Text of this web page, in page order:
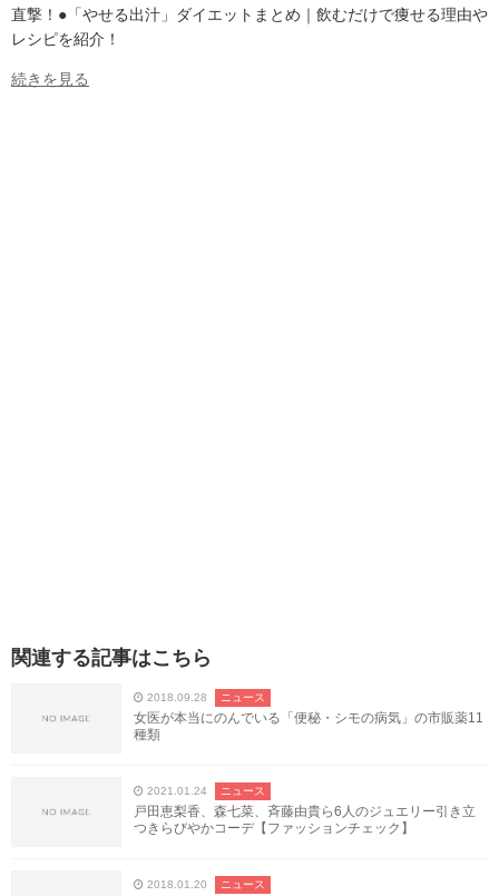
直撃！●「やせる出汁」ダイエットまとめ｜飲むだけで痩せる理由や
レシピを紹介！
続きを見る
関連する記事はこちら
2018.09.28 ニュース
女医が本当にのんでいる「便秘・シモの病気」の市販薬11
種類
2021.01.24 ニュース
戸田恵梨香、森七菜、斉藤由貴ら6人のジュエリー引き立
つきらびやかコーデ【ファッションチェック】
2018.01.20 ニュース